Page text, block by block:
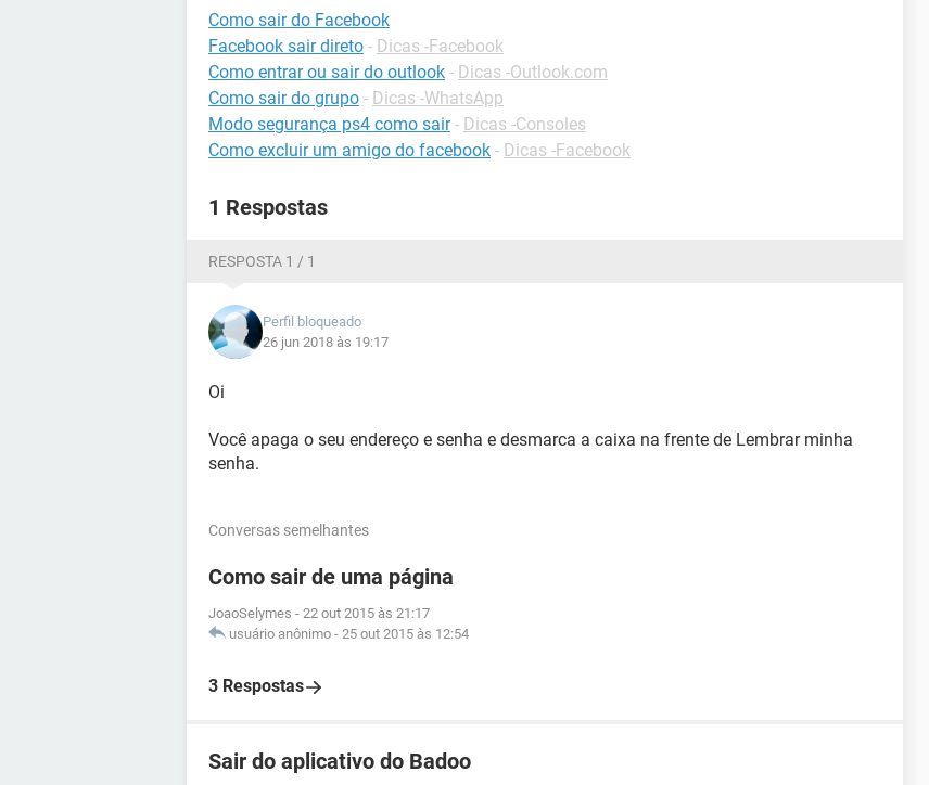
Como sair do Facebook
Facebook sair direto - Dicas -Facebook
Como entrar ou sair do outlook - Dicas -Outlook.com
Como sair do grupo - Dicas -WhatsApp
Modo segurança ps4 como sair - Dicas -Consoles
Como excluir um amigo do facebook - Dicas -Facebook
1 Respostas
RESPOSTA 1 / 1
Perfil bloqueado
26 jun 2018 às 19:17
Oi
Você apaga o seu endereço e senha e desmarca a caixa na frente de Lembrar minha
senha.
Conversas semelhantes
Como sair de uma página
JoaoSelymes - 22 out 2015 às 21:17
usuário anônimo - 25 out 2015 às 12:54
3 Respostas
Sair do aplicativo do Badoo